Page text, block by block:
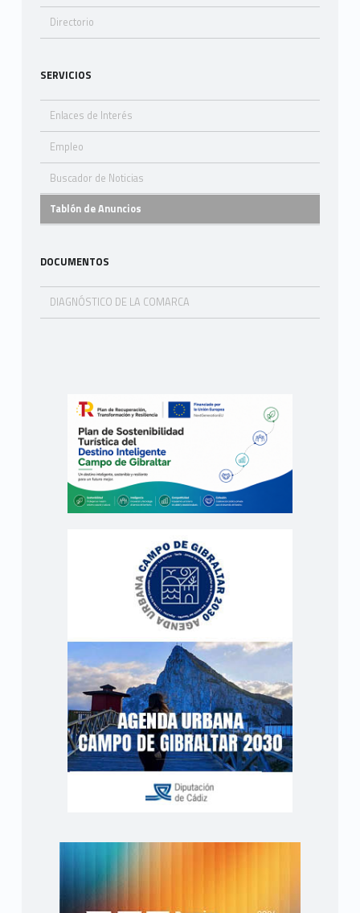
Directorio
SERVICIOS
Enlaces de Interés
Empleo
Buscador de Noticias
Tablón de Anuncios
DOCUMENTOS
DIAGNÓSTICO DE LA COMARCA